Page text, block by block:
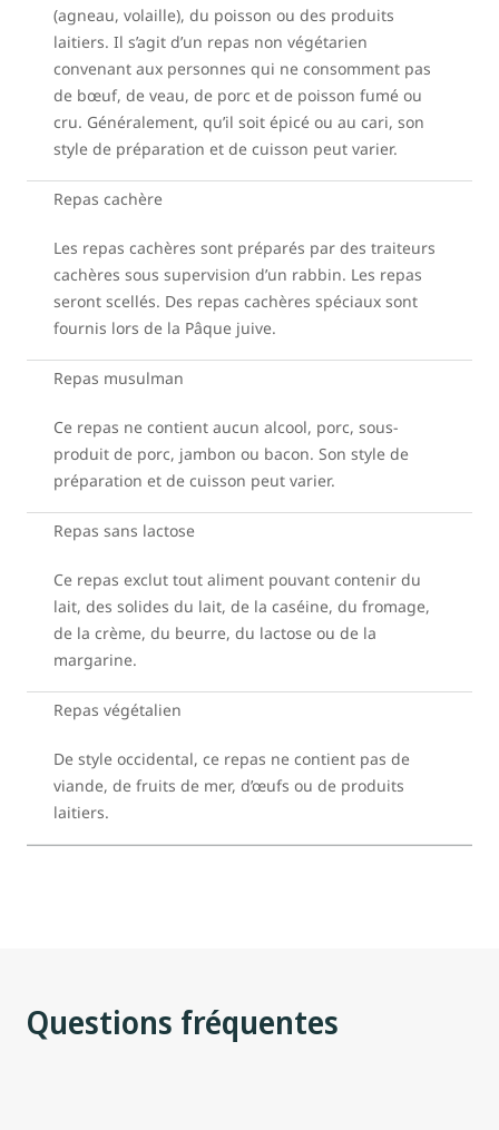
(agneau, volaille), du poisson ou des produits
laitiers. Il s’agit d’un repas non végétarien
convenant aux personnes qui ne consomment pas
de bœuf, de veau, de porc et de poisson fumé ou
cru. Généralement, qu’il soit épicé ou au cari, son
style de préparation et de cuisson peut varier.
Repas cachère
Les repas cachères sont préparés par des traiteurs
cachères sous supervision d’un rabbin. Les repas
seront scellés. Des repas cachères spéciaux sont
fournis lors de la Pâque juive.
Repas musulman
Ce repas ne contient aucun alcool, porc, sous-
produit de porc, jambon ou bacon. Son style de
préparation et de cuisson peut varier.
Repas sans lactose
Ce repas exclut tout aliment pouvant contenir du
lait, des solides du lait, de la caséine, du fromage,
de la crème, du beurre, du lactose ou de la
margarine.
Repas végétalien
De style occidental, ce repas ne contient pas de
viande, de fruits de mer, d’œufs ou de produits
laitiers.
Questions fréquentes